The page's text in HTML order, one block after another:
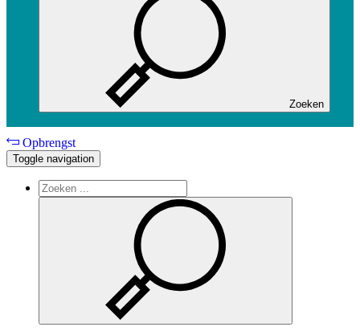
Zoeken
Opbrengst
Toggle navigation